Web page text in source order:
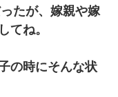
たが、嫁親や嫁
てね。
の時にそんな状